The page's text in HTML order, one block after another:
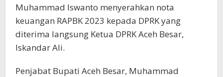
Muhammad Iswanto menyerahkan nota
keuangan RAPBK 2023 kepada DPRK yang
diterima langsung Ketua DPRK Aceh Besar,
Iskandar Ali.
Penjabat Bupati Aceh Besar, Muhammad